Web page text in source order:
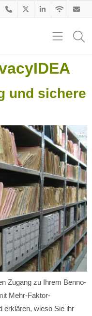
und sichere
Zugang zu Ihrem Benno-
Mehr-Faktor-
erklären, wieso Sie ihr